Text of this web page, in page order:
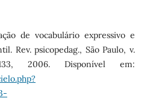
de vocabulário expressivo e
Rev. psicopedag., São Paulo, v.
2006. Disponível em: